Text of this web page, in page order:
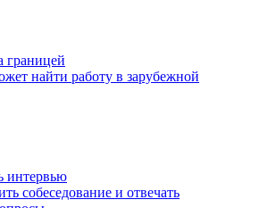
границей
найти работу в зарубежной
интервью
собеседование и отвечать